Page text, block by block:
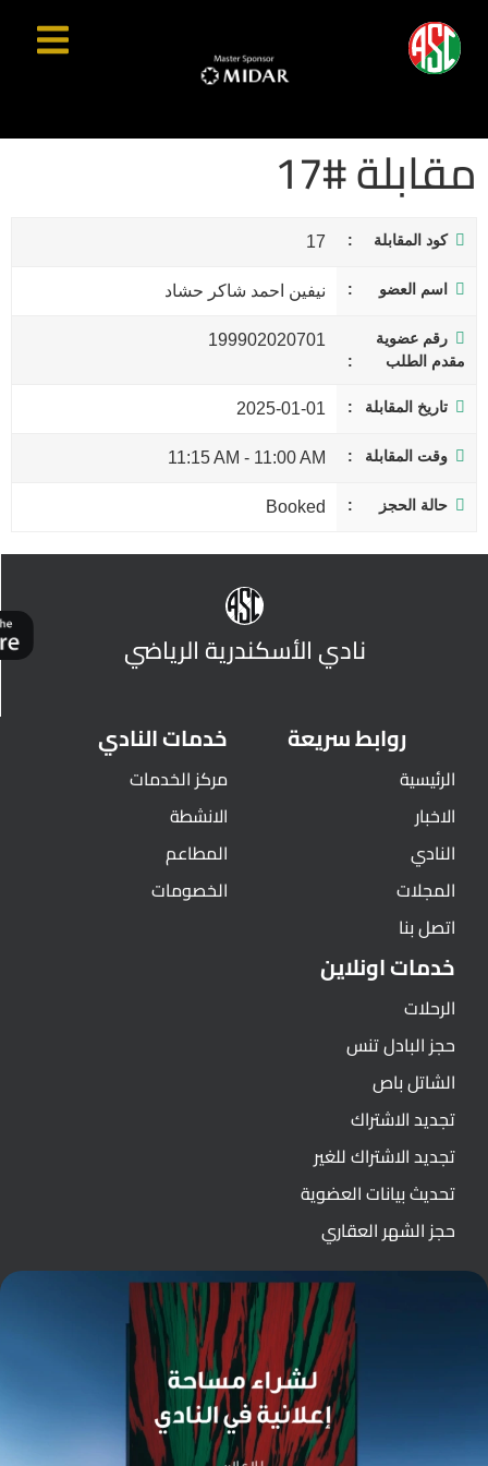
مقابلة #17
كود المقابلة 17
اسم العضو نيفين احمد شاكر حشاد
رقم عضوية
مقدم الطلب
199902020701
تاريخ المقابلة 2025-01-01
وقت المقابلة 11:00 AM
-
11:15 AM
حالة الحجز Booked
نادي الأسكندرية الرياضي
روابط سريعة
الرئيسية
الاخبار
النادي
المجلات
اتصل بنا
خدمات النادي
مركز الخدمات
الانشطة
المطاعم
الخصومات
خدمات اونلاين
الرحلات
حجز البادل تنس
الشاتل باص
تجديد الاشتراك
تجديد الاشتراك للغير
تحديث بيانات العضوية
حجز الشهر العقاري